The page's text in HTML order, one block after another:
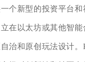
个新型的投资平台和
在以太坊或其他智能
治和原创玩法设计。